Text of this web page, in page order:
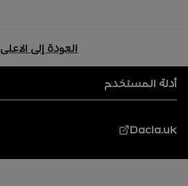
العودة إلى الأعلى
التذييل
أدلة المستخدم
Dacia.uk